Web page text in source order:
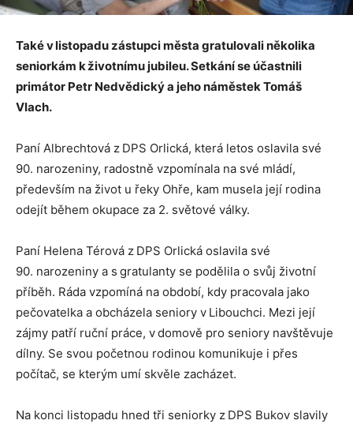
Také v listopadu zástupci města gratulovali několika
seniorkám k životnímu jubileu. Setkání se účastnili
primátor Petr Nedvědický a jeho náměstek Tomáš
Vlach.
Paní Albrechtová z DPS Orlická, která letos oslavila své
90. narozeniny, radostně vzpomínala na své mládí,
především na život u řeky Ohře, kam musela její rodina
odejít během okupace za 2. světové války.
Paní Helena Térová z DPS Orlická oslavila své
90. narozeniny a s gratulanty se podělila o svůj životní
příběh. Ráda vzpomíná na období, kdy pracovala jako
pečovatelka a obcházela seniory v Libouchci. Mezi její
zájmy patří ruční práce, v domově pro seniory navštěvuje
dílny. Se svou početnou rodinou komunikuje i přes
počítač, se kterým umí skvěle zacházet.
Na konci listopadu hned tři seniorky z DPS Bukov slavily